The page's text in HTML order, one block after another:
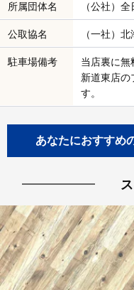
所属団体名 （公社）
公取協名 （一社）
駐車場備考
当店裏に無
新道東店の
す。
あなたにおすすめ